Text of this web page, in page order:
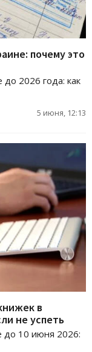
почему это
2026 года: как
5 июня, 12:13
в
не успеть
до 10 июня 2026: